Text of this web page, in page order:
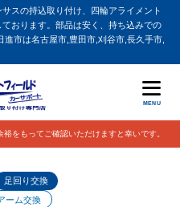
スの持込取り付け、四輪アライメント
おります。部品は安く、持ち込みでの
市は名古屋市,豊田市,刈谷市,長久手市,
MENU
をもってご確認いただけますと幸いです。
足回り交換
ーム交換